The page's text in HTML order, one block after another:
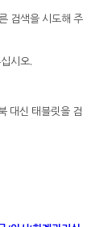
검색을 시도해 주
시오.
대신 태블릿을 검